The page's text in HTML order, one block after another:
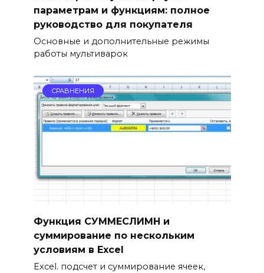
параметрам и функциям: полное
руководство для покупателя
Основные и дополнительные режимы
работы мультиварок
СРАВНЕНИЯ
Функция СУММЕСЛИМН и
суммирование по нескольким
условиям в Excel
Excel. подсчет и суммирование ячеек,